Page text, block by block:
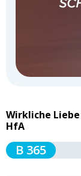
Wirkliche
HfA
B 365